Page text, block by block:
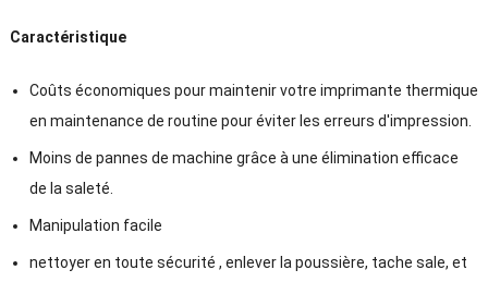
Caractéristique
Coûts économiques pour maintenir votre imprimante thermique
en maintenance de routine pour éviter les erreurs d'impression.
Moins de pannes de machine grâce à une élimination efficace
de la saleté.
Manipulation facile
nettoyer en toute sécurité , enlever la poussière, tache sale, et